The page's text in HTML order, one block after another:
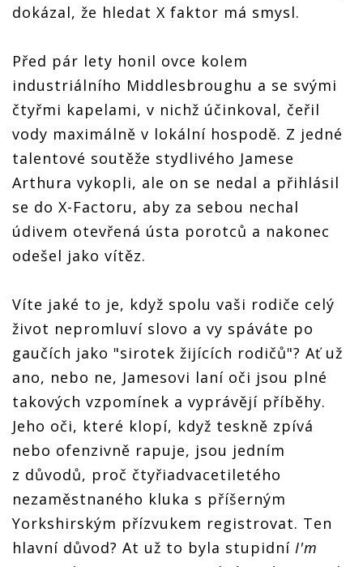
dokázal, že hledat X faktor má smysl.
Před pár lety honil ovce kolem
industriálního Middlesbroughu a se svými
čtyřmi kapelami, v nichž účinkoval, čeřil
vody maximálně v lokální hospodě. Z jedné
talentové soutěže stydlivého Jamese
Arthura vykopli, ale on se nedal a přihlásil
se do X-Factoru, aby za sebou nechal
údivem otevřená ústa porotců a nakonec
odešel jako vítěz.
Víte jaké to je, když spolu vaši rodiče celý
život nepromluví slovo a vy spáváte po
gaučích jako "sirotek žijících rodičů"? Ať už
ano, nebo ne, Jamesovi laní oči jsou plné
takových vzpomínek a vyprávějí příběhy.
Jeho oči, které klopí, když teskně zpívá
nebo ofenzivně rapuje, jsou jedním
z důvodů, proč čtyřiadvacetiletého
nezaměstnaného kluka s příšerným
Yorkshirským přízvukem registrovat. Ten
hlavní důvod? At už to byla stupidní I'm